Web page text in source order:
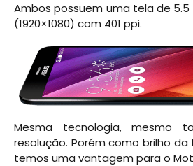
Ambos possuem uma tela de 5.5
(1920×1080) com 401 ppi.
Mesma tecnologia, mesmo
resolução. Porém como brilho da
temos uma vantagem para o